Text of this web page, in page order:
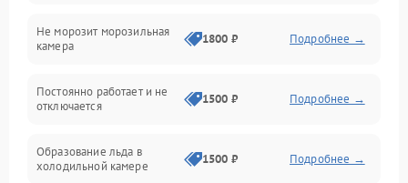
Дренаж
Не морозит морозильная
камера
1800 ₽ Подробнее →
Постоянно работает и не
отключается
1500 ₽ Подробнее →
Образование льда в
холодильной камере
1500 ₽ Подробнее →